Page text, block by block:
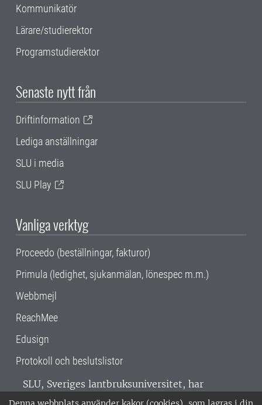
Kommunikatör
Lärare/studierektor
Programstudierektor
Senaste nytt från
Driftinformation
Lediga anställningar
SLU i media
SLU Play
Vanliga verktyg
Proceedo (beställningar, fakturor)
Primula (ledighet, sjukanmälan, lönespec m.m.)
Webbmejl
ReachMee
Edusign
Protokoll och beslutslistor
SLU, Sveriges lantbruksuniversitet, har
verksamhet över hela Sverige. Huvudorter är